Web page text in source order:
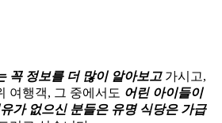
꼭 정보를 더 많이 알아보고가시고,
여행객, 그 중에서도 어린 아이들이
가 없으신 분들은 유명 식당은 가급